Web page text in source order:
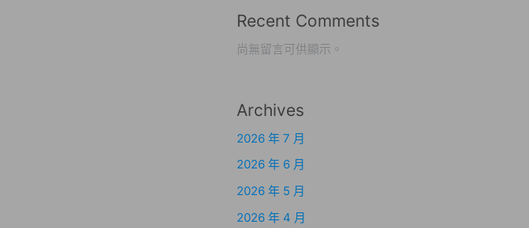
Recent Comments
尚無留言可供顯示。
Archives
2026 年 7 月
2026 年 6 月
2026 年 5 月
2026 年 4 月